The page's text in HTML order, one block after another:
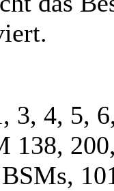
3, 4, 5,
138,